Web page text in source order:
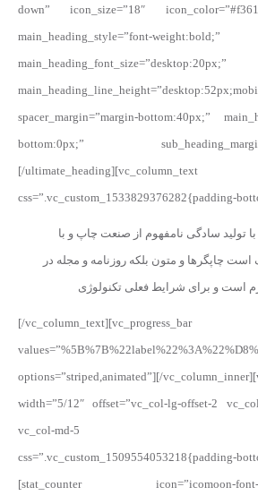
down” icon_size=”18″
main_heading_style=”font-weight:bold;”
main_heading_font_size=”desktop:20px;”
spacer_margin=”margin-bottom:40px;”
bottom:0px;”
[/ultimate_heading][vc_column_text
css=”.vc_custom_1533829376282{padding-
تولید سادگی نامفهوم از صنعت چاپ و با
است چاپگرها و متون بلکه روزنامه و مجله در
[/vc_column_text][vc_progress_bar
options=”striped,animated”][/
width=”5/12″ offset=”vc_col-lg-offset-2
vc_col-md-5 vc_col-
css=”.vc_custom_1509554053218{padding-
[stat_counter icon=”icomoon-font-